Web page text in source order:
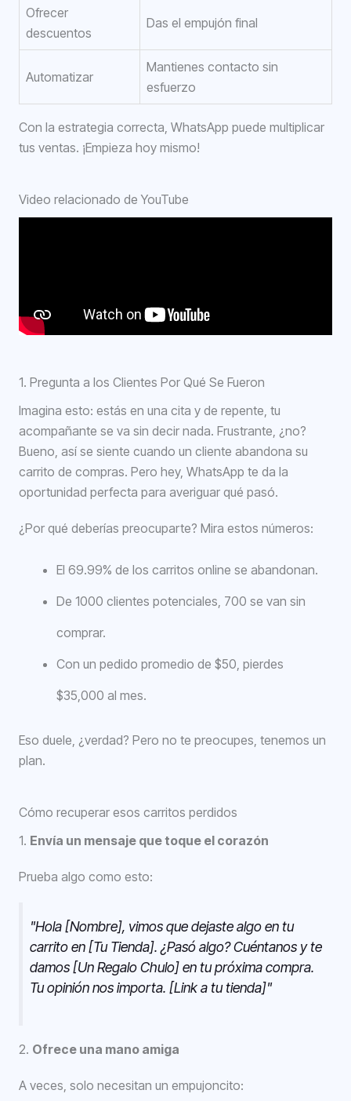
Ofrecer
descuentos
Das el empujón final
Automatizar
Mantienes contacto sin
esfuerzo
Con la estrategia correcta, WhatsApp puede multiplicar
tus ventas. ¡Empieza hoy mismo!
Video relacionado de YouTube
1. Pregunta a los Clientes Por Qué Se Fueron
Imagina esto: estás en una cita y de repente, tu
acompañante se va sin decir nada. Frustrante, ¿no?
Bueno, así se siente cuando un cliente abandona su
carrito de compras. Pero hey, WhatsApp te da la
oportunidad perfecta para averiguar qué pasó.
¿Por qué deberías preocuparte? Mira estos números:
El 69.99% de los carritos online se abandonan.
De 1000 clientes potenciales, 700 se van sin
comprar.
Con un pedido promedio de $50, pierdes
$35,000 al mes.
Eso duele, ¿verdad? Pero no te preocupes, tenemos un
plan.
Cómo recuperar esos carritos perdidos
1. Envía un mensaje que toque el corazón
Prueba algo como esto:
"Hola [Nombre], vimos que dejaste algo en tu
carrito en [Tu Tienda]. ¿Pasó algo? Cuéntanos y te
damos [Un Regalo Chulo] en tu próxima compra.
Tu opinión nos importa. [Link a tu tienda]"
2. Ofrece una mano amiga
A veces, solo necesitan un empujoncito: